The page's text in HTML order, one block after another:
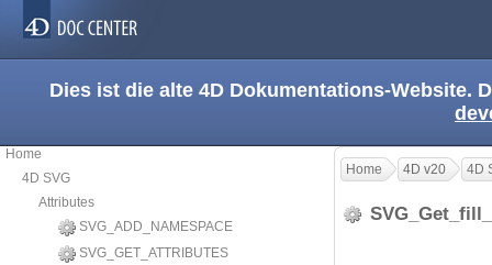
Dies ist die alte 4D Dokumentations-Website.
Home
4D SVG
Attributes
SVG_ADD_NAMESPACE
SVG_GET_ATTRIBUTES
Home 4D v20 4D